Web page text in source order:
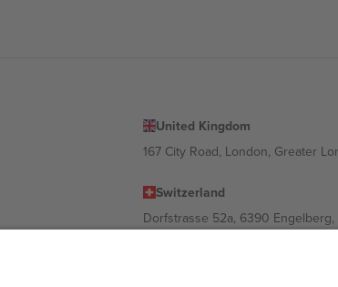
United Kingdom
167 City Road, London, Greater
Switzerland
Dorfstrasse 52a, 6390